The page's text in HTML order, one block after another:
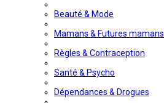
Beauté & Mode
Mamans & Futures mamans
Règles & Contraception
Santé & Psycho
Dépendances & Drogues